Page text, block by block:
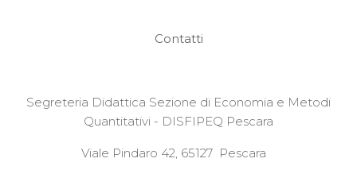
Contatti
Segreteria Didattica Sezione di Economia e Metodi
Quantitativi - DISFIPEQ Pescara
Viale Pindaro 42, 65127 Pescara